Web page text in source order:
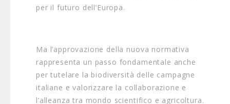
per il futuro dell’Europa.
Ma l’approvazione della nuova normativa
rappresenta un passo fondamentale anche
per tutelare la biodiversità delle campagne
italiane e valorizzare la collaborazione e
l’alleanza tra mondo scientifico e agricoltura.